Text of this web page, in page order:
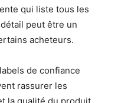
qui liste tous les
peut être un
acheteurs.
de confiance
rassurer les